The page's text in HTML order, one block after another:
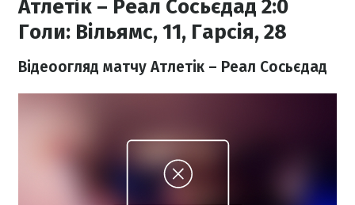
Атлетік – Реал Сосьєдад 2:0
Голи: Вільямс, 11, Гарсія, 28
Відеоогляд матчу Атлетік – Реал Сосьєдад